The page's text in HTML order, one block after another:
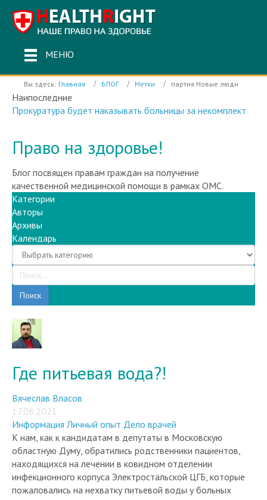
МЕНЮ
Вы здесь: Главная БЛОГ Метки партия Новые люди
Наипоследние
Прокуратура будет наказывать больницы за некомплект
Право на здоровье!
Блог посвящен правам граждан на получение
качественной медицинской помощи в рамках ОМС.
Категории
Авторы
Архивы
Календарь
Поиск
Где питьевая вода?!
Вячеслав Власов
17.08.2021
Информация Личный опыт Дело врачей
К нам, как к кандидатам в депутаты в Московскую
областную Думу, обратились родственники пациентов,
находящихся на лечении в ковидном отделении
инфекционного корпуса Электростальской ЦГБ, которые
пожаловались на нехватку питьевой воды у больных